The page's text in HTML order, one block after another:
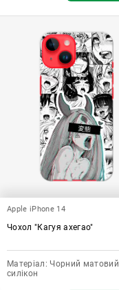
Apple iPhone 14
Чохол "Кагуя ахегао"
Матеріал: Чорний матовий
силікон